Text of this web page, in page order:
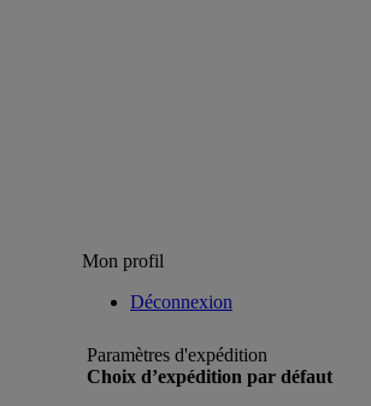
Mon profil
Déconnexion
Paramètres d'expédition
Choix d’expédition par défaut